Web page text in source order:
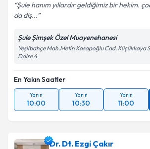
Şule hanım yıllardır geldiğimiz bir hekim.
da diş...
Şule Şimşek Özel Muayenehanesi
Yeşilbahçe Mah.Metin Kasapoğlu Cad. Küçükkaya
Daire 4
En Yakın Saatler
Yarın
10:00
Yarın
10:30
Yarın
11:00
Dr. Dt. Ezgi Çakır